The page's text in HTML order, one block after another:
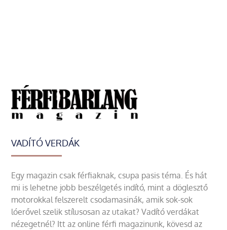
VADÍTÓ VERDÁK
Egy magazin csak férfiaknak, csupa pasis téma. És hát
mi is lehetne jobb beszélgetés indító, mint a döglesztő
motorokkal felszerelt csodamasinák, amik sok-sok
lóerővel szelik stílusosan az utakat? Vadító verdákat
nézegetnél? Itt az online férfi magazinunk, kövesd az